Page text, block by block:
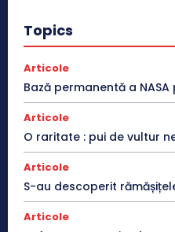
Topics
Articole
Bază permanentă a NASA
Articole
O raritate : pui de vultur
Articole
S-au descoperit
Articole